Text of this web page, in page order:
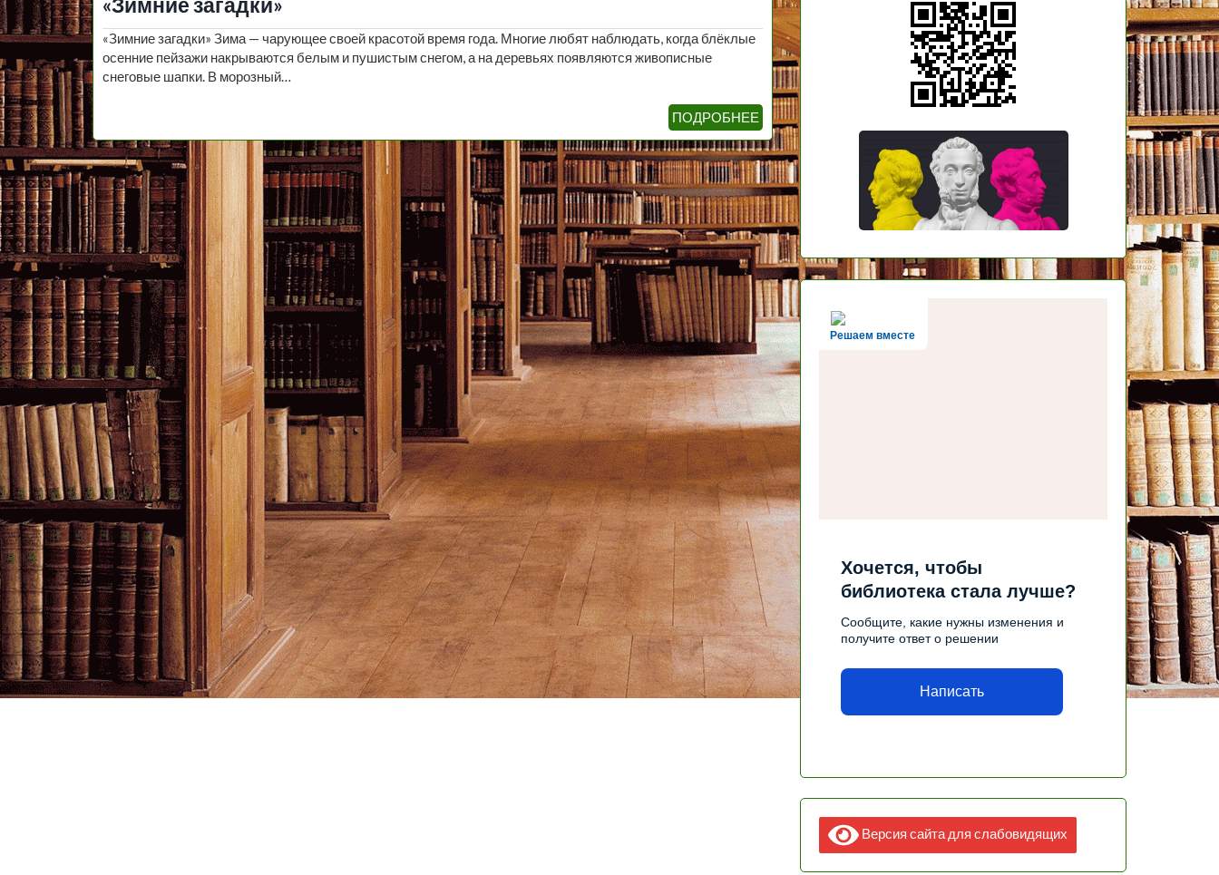
«Зимние загадки»
«Зимние загадки» Зима — чарующее своей красотой время года. Многие любят наблюдать, когда блёклые
осенние пейзажи накрываются белым и пушистым снегом, а на деревьях появляются живописные
снеговые шапки. В морозный…
ПОДРОБНЕЕ
Решаем вместе
Хочется, чтобы
библиотека стала лучше?
Сообщите, какие нужны изменения и
получите ответ о решении
Написать
Версия сайта для слабовидящих